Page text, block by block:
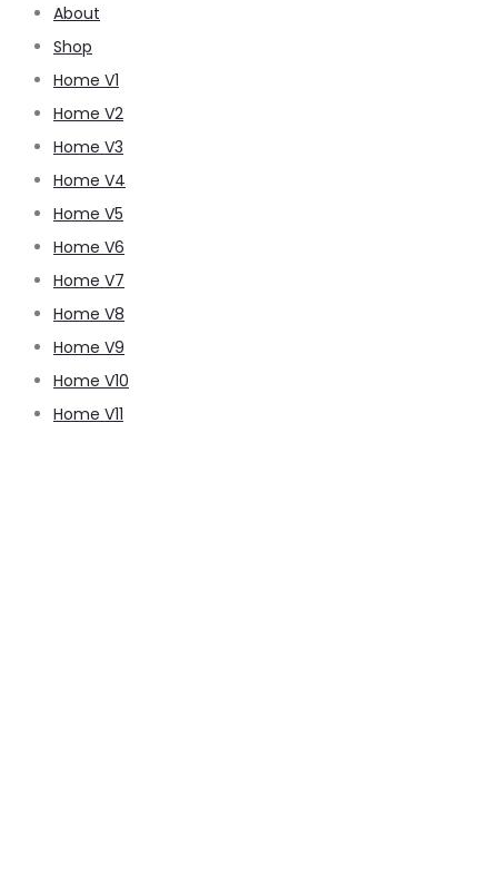
About
Shop
Home V1
Home V2
Home V3
Home V4
Home V5
Home V6
Home V7
Home V8
Home V9
Home V10
Home V11